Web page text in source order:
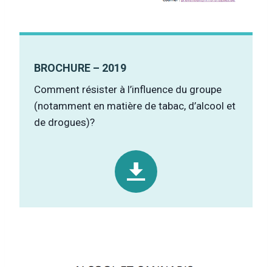
BROCHURE – 2019
Comment résister à l’influence du groupe
(notamment en matière de tabac, d’alcool et
de drogues)?